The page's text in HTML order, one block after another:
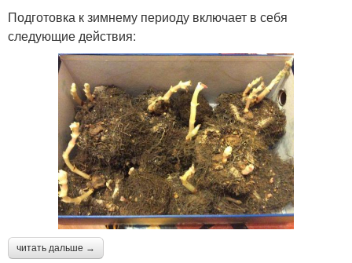
Подготовка к зимнему периоду включает в себя
следующие действия:
читать дальше →